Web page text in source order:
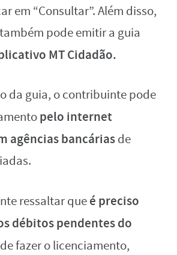
em “Consultar”. Além disso,
pode emitir a guia
MT Cidadão.
da guia, o contribuinte pode
pelo internet
agências bancáriasde
ressaltar queé preciso
débitos pendentes do
fazer o licenciamento,